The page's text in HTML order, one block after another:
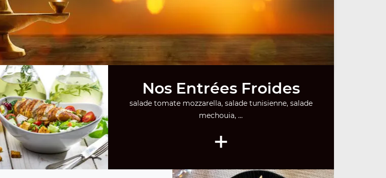
Nos Entrées Froides
salade tomate mozzarella, salade tunisienne, salade
mechouia, ...
+